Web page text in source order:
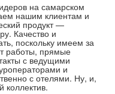
на самарском
нашим клиентам и
продукт —
Качество и
поскольку имеем за
работы, прямые
с ведущими
и
с отелями. Ну, и,
коллектив.